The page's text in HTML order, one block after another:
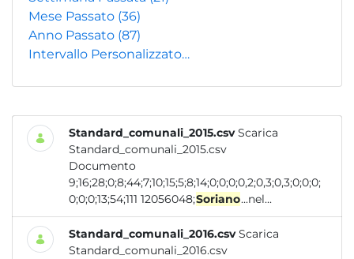
Mese Passato (36)
Anno Passato (87)
Intervallo Personalizzato…
Standard_comunali_2015.csv Scarica
Standard_comunali_2015.csv
Documento
9;16;28;0;8;44;7;10;15;5;8;14;0;0;0;0,2;0,3;0,3;0;0;0;
0;0;0;13;54;111 12056048;Soriano...nel...
Standard_comunali_2016.csv Scarica
Standard_comunali_2016.csv